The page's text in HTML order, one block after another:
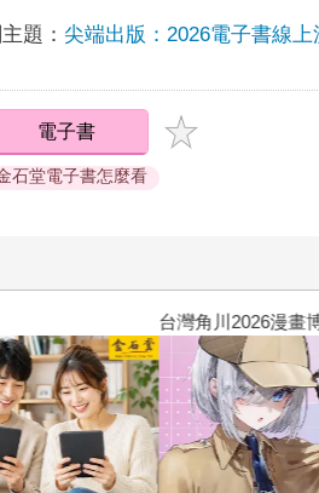
題： 尖端出版：2026電子書線
電子書
石堂電子書怎麼看
台灣角川2026漫畫博覽會